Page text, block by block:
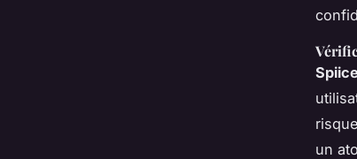
Spiice
un